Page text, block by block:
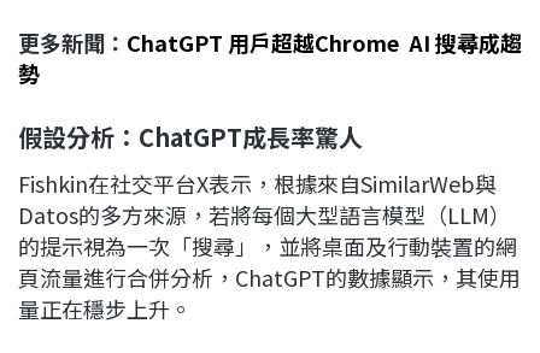
更多新聞： ChatGPT 用戶超越Chrome AI 搜尋成趨
勢
假設分析：ChatGPT成長率驚人
Fishkin在社交平台X表示，根據來自SimilarWeb與
Datos的多方來源，若將每個大型語言模型（LLM）
的提示視為一次「搜尋」，並將桌面及行動裝置的網
頁流量進行合併分析，ChatGPT的數據顯示，其使用
量正在穩步上升。